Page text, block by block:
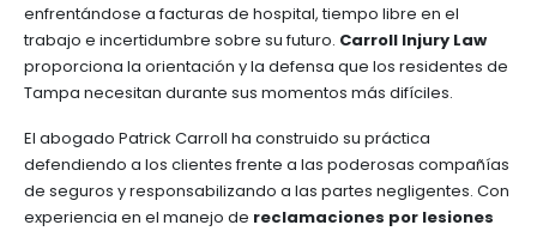
enfrentándose a facturas de hospital, tiempo libre en el
trabajo e incertidumbre sobre su futuro. Carroll Injury Law
proporciona la orientación y la defensa que los residentes de
Tampa necesitan durante sus momentos más difíciles.
El abogado Patrick Carroll ha construido su práctica
defendiendo a los clientes frente a las poderosas compañías
de seguros y responsabilizando a las partes negligentes. Con
experiencia en el manejo de reclamaciones por lesiones